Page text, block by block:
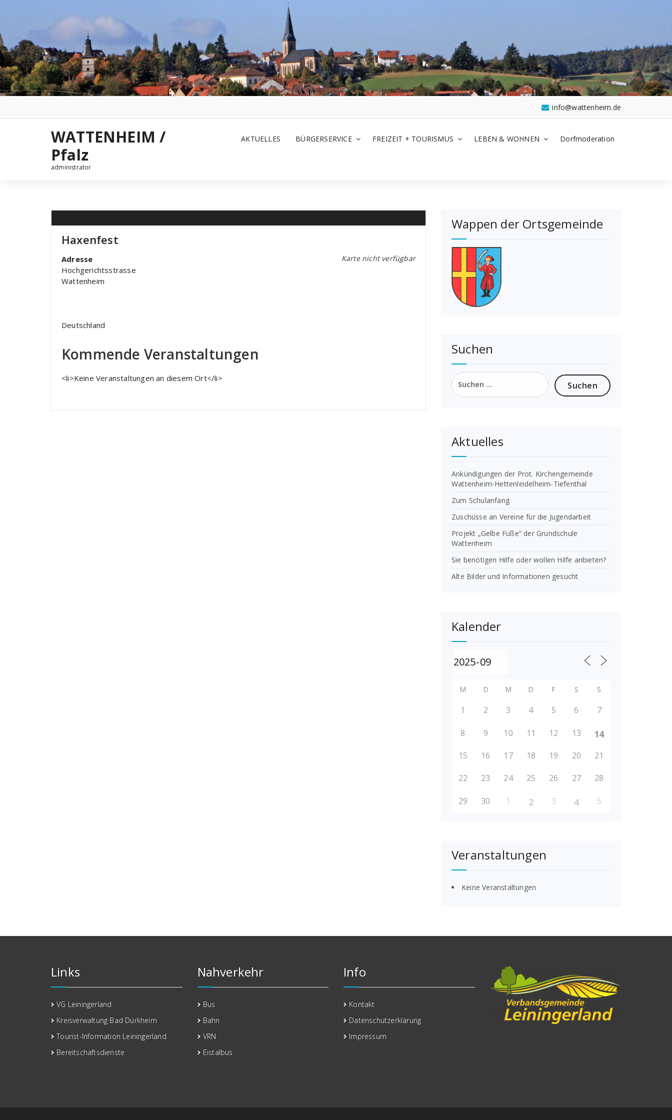
info@wattenheim.de
WATTENHEIM /
Pfalz
administrator
AKTUELLES BÜRGERSERVICE FREIZEIT + TOURISMUS LEBEN & WOHNEN Dorfmoderation
Haxenfest
Karte nicht verfügbar
Adresse
Hochgerichtsstrasse
Wattenheim
Deutschland
Kommende Veranstaltungen
<li>Keine Veranstaltungen an diesem Ort</li>
Wappen der Ortsgemeinde
Suchen
Suchen
nach:
Aktuelles
Ankündigungen der Prot. Kirchengemeinde
Wattenheim-Hettenleidelheim-Tiefenthal
Zum Schulanfang
Zuschüsse an Vereine für die Jugendarbeit
Projekt „Gelbe Füße“ der Grundschule
Wattenheim
Sie benötigen Hilfe oder wollen Hilfe anbieten?
Alte Bilder und Informationen gesucht
Kalender
M D M D F S S
1 2 3 4 5 6 7
8 9 10 11 12 13 14
15 16 17 18 19 20 21
22 23 24 25 26 27 28
29 30 1 2 3 4 5
Veranstaltungen
Keine Veranstaltungen
Links
VG Leiningerland
Kreisverwaltung Bad Dürkheim
Tourist-Information Leiningerland
Bereitschaftsdienste
Nahverkehr
Bus
Bahn
VRN
Eistalbus
Info
Kontakt
Datenschutzerklärung
Impressum